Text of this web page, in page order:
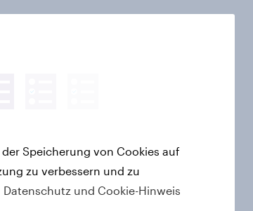
Speicherung von Cookies auf
zu verbessern und zu
Datenschutz und Cookie-Hinweis